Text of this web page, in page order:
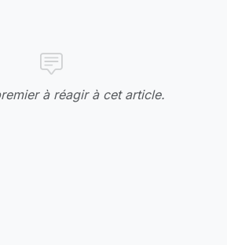
à réagir à cet article.